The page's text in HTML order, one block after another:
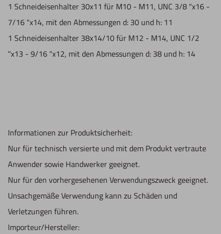
1 Schneideisenhalter 30x11 für M10 - M11, UNC 3/8 "x16 -
7/16 "x14, mit den Abmessungen d: 30 und h: 11
1 Schneideisenhalter 38x14/10 für M12 - M14, UNC 1/2
"x13 - 9/16 "x12, mit den Abmessungen d: 38 und h: 14
Informationen zur Produktsicherheit:
Nur für technisch versierte und mit dem Produkt vertraute
Anwender sowie Handwerker geeignet.
Nur für den vorhergesehenen Verwendungszweck geeignet.
Unsachgemäße Verwendung kann zu Schäden und
Verletzungen führen.
Importeur/Hersteller: